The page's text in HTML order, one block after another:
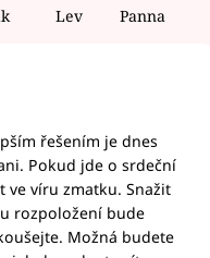
Lev Panna
řešením je dnes
Pokud jde o srdeční
víru zmatku. Snažit
rozpoložení bude
Možná budete